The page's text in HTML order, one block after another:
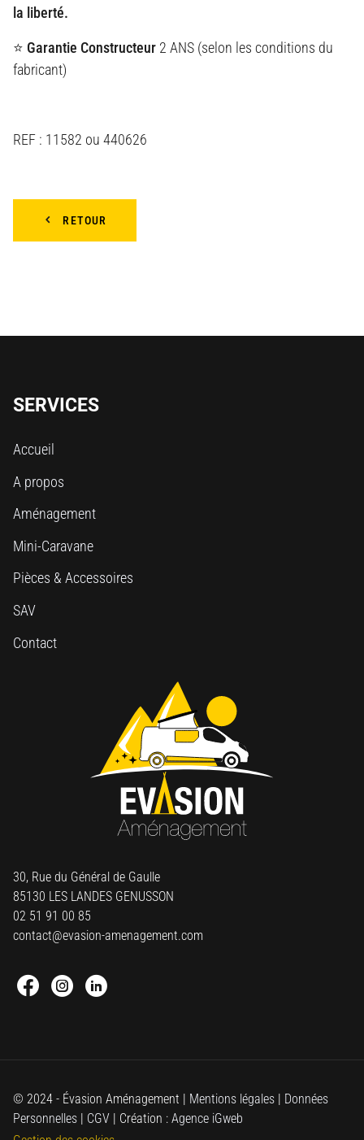
la liberté.
⭐ Garantie Constructeur 2 ANS (selon les conditions du
fabricant)
REF : 11582 ou 440626
RETOUR
SERVICES
Accueil
A propos
Aménagement
Mini-Caravane
Pièces & Accessoires
SAV
Contact
30, Rue du Général de Gaulle
85130 LES LANDES GENUSSON
02 51 91 00 85
contact@evasion-amenagement.com
Facebook : Round
Instagram : Round
Linkedin : Round
© 2024 - Évasion Aménagement | Mentions légales | Données
Personnelles | CGV | Création : Agence iGweb